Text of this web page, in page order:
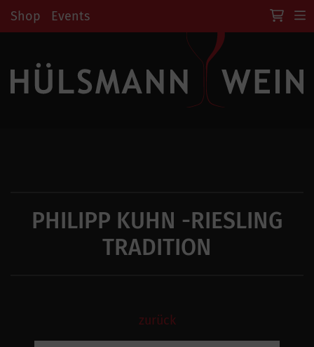
Shop Events
PHILIPP KUHN -RIESLING
TRADITION
zurück